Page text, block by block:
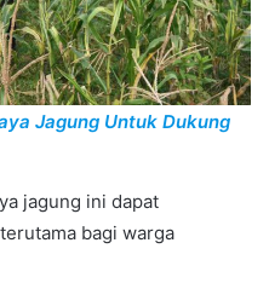
Jagung Untuk Dukung
jagung ini dapat
bagi warga